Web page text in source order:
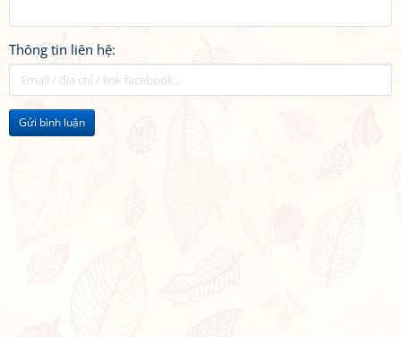
Thông tin liên hệ:
Gửi bình luận